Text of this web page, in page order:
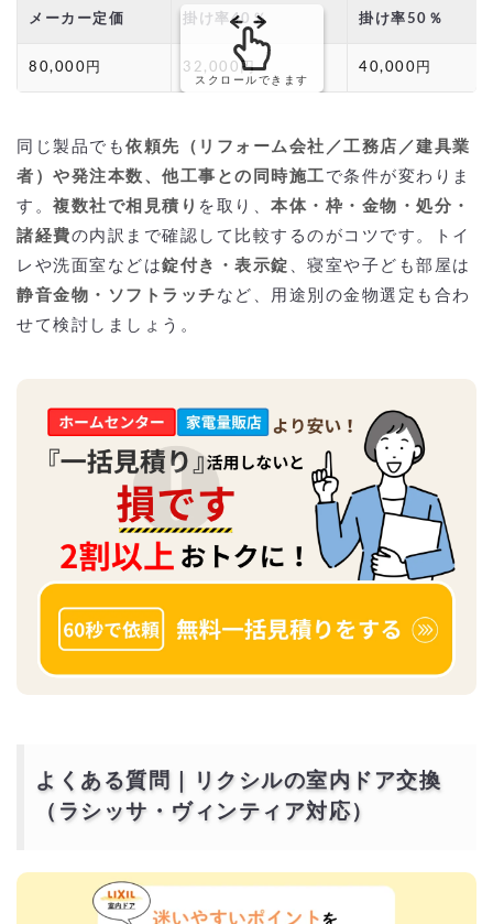
メーカー定価 掛け率40％ 掛け率50％
80,000円 32,000円 40,000円
スクロールできます
同じ製品でも 依頼先（リフォーム会社／工務店／建具業
者）や発注本数、他工事との同時施工 で条件が変わりま
す。 複数社で相見積り を取り、 本体・枠・金物・処分・
諸経費の内訳まで確認して比較するのがコツです。トイ
レや洗面室などは錠付き・表示錠 、寝室や子ども部屋は
静音金物・ソフトラッチ など、用途別の金物選定も合わ
せて検討しましょう。
よくある質問｜リクシルの室内ドア交換
（ラシッサ・ヴィンティア対応）